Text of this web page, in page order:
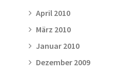
April 2010
März 2010
Januar 2010
Dezember 2009